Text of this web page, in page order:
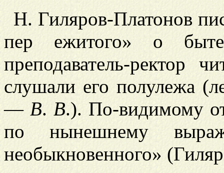
Н. Гиляров-Платонов
пер ежитого» о
преподаватель-ректор
слушали его полулежа
— В. В.). По-видимому
по нынешнему
необыкновенного»